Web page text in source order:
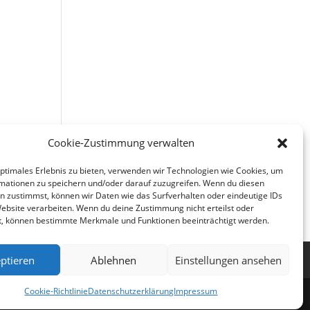
Cookie-Zustimmung verwalten
Erlebnis zu bieten, verwenden wir Technologien wie Cookies, um
zu speichern und/oder darauf zuzugreifen. Wenn du diesen
zustimmst, können wir Daten wie das Surfverhalten oder eindeutige IDs
verarbeiten. Wenn du deine Zustimmung nicht erteilst oder
können bestimmte Merkmale und Funktionen beeinträchtigt werden.
Ablehnen Einstellungen ansehen
Cookie-RichtlinieDatenschutzerklärungImpressum